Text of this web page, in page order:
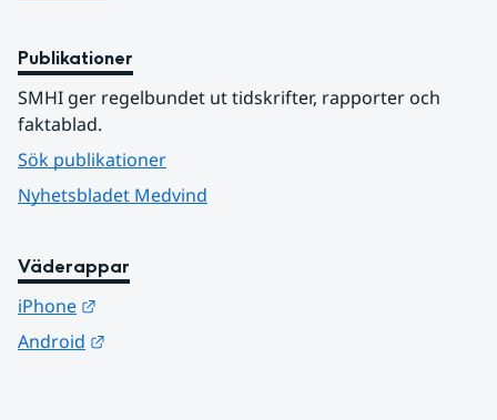
Publikationer
SMHI ger regelbundet ut tidskrifter, rapporter och
faktablad.
Sök publikationer
Nyhetsbladet Medvind
Väderappar
iPhone
Android